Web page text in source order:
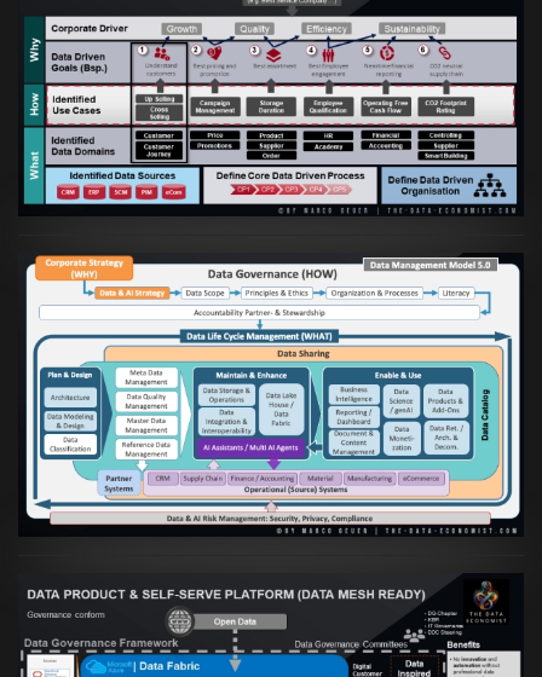
Artikel:
Business Case orientierte
Etablierung einer Data Driven Company
VIEW
Artikel:Die moderne Architektur für
Daten- und KI-orientierte Unternehmen
VIEW